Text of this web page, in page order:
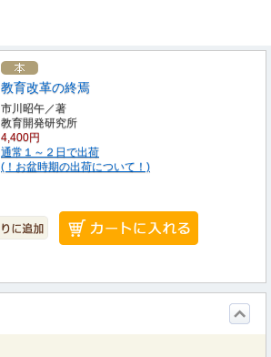
教育改革の終焉
市川昭午／著
教育開発研究所
4,400円
通常１～２日で出荷
(！お盆時期の出荷について！)